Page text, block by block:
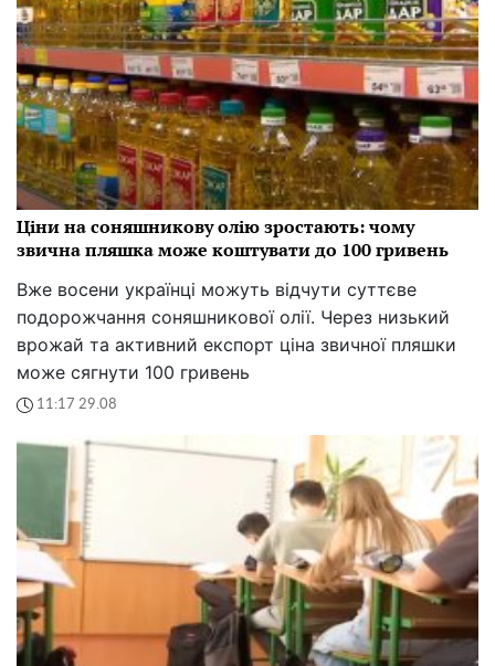
Ціни на соняшникову олію зростають: чому
звична пляшка може коштувати до 100 гривень
Вже восени українці можуть відчути суттєве
подорожчання соняшникової олії. Через низький
врожай та активний експорт ціна звичної пляшки
може сягнути 100 гривень
11:17 29.08